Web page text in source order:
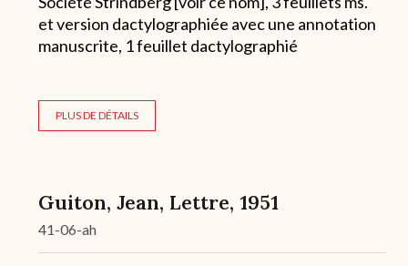
et version dactylographiée avec une annotation
manuscrite, 1 feuillet dactylographié
PLUS DE DÉTAILS
Guiton, Jean, Lettre, 1951
41-06-ah